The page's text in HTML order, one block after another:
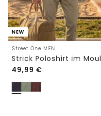
NEW
Street One MEN
49,99 €